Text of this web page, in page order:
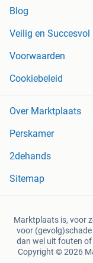
Blog
Veilig en Succesvol
Voorwaarden
Cookiebeleid
Over Marktplaats
Perskamer
2dehands
Sitemap
Marktplaats is, voor
voor
dan wel uit fouten
Copyright © 2026